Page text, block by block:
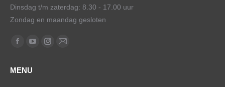
Dinsdag t/m zaterdag: 8.30 - 17.00 uur
Zondag en maandag gesloten
Vind ons op:
Facebook
opens
YouTube
opens
Instagram
Mail
MENU